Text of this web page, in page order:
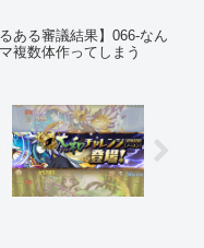
ある審議結果】066-なん
複数体作ってしまう